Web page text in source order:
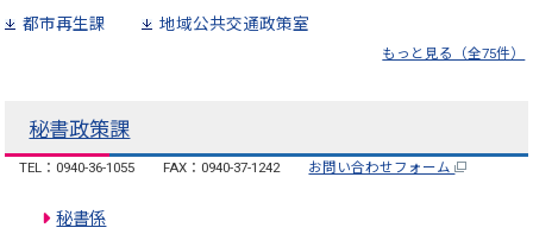
都市再生課
地域公共交通政策室
もっと見る（全75件）
秘書政策課
TEL：0940-36-1055 FAX：0940-37-1242 お問い合わせフォーム
秘書係